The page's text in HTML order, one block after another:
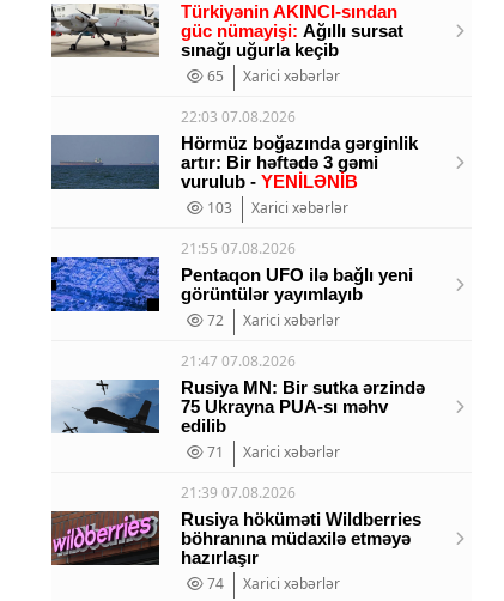
Türkiyənin AKINCI-sından
güc nümayişi: Ağıllı sursat
sınağı uğurla keçib
65
Xarici xəbərlər
22:03 07.08.2026
Hörmüz boğazında gərginlik
artır: Bir həftədə 3 gəmi
vurulub - YENİLƏNİB
103
Xarici xəbərlər
21:55 07.08.2026
Pentaqon UFO ilə bağlı yeni
görüntülər yayımlayıb
72
Xarici xəbərlər
21:47 07.08.2026
Rusiya MN: Bir sutka ərzində
75 Ukrayna PUA-sı məhv
edilib
71
Xarici xəbərlər
21:39 07.08.2026
Rusiya höküməti Wildberries
böhranına müdaxilə etməyə
hazırlaşır
74
Xarici xəbərlər